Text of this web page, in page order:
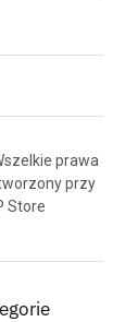
prawa
przy
Store